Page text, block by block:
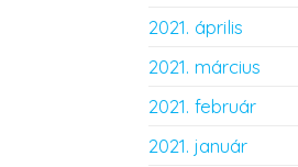
2021. április
2021. március
2021. február
2021. január